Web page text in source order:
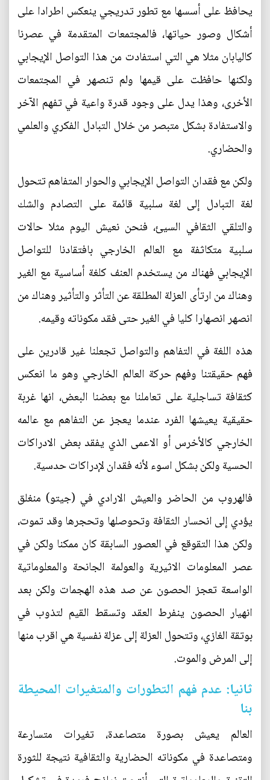
يحافظ على أسسها مع تطور تدريجي ينعكس اطرادا على
أشكال وصور حياتها، فالمجتمعات المتقدمة في عصرنا
كاليابان مثلا هي التي استفادت من هذا التواصل الإيجابي
ولكنها حافظت على قيمها ولم تنصهر في المجتمعات
الأخرى، وهذا يدل على وجود قدرة واعية في تفهم الآخر
والاستفادة بشكل متبصر من خلال التبادل الفكري والعلمي
والحضاري.
ولكن مع فقدان التواصل الإيجابي والحوار المتفاهم تتحول
لغة التبادل إلى لغة سلبية قائمة على التصادم والشك
والتلقي الثقافي السيئ، فنحن نعيش اليوم مثلا حالات
سلبية متكاثفة مع العالم الخارجي بافتقادنا للتواصل
الإيجابي فهناك من يستخدم العنف كلغة أساسية مع الغير
وهناك من ارتأى العزلة المطلقة عن التأثر والتأثير وهناك من
انصهر انصهارا كليا في الغير حتى فقد مكوناته وقيمه.
هذه اللغة في التفاهم والتواصل تجعلنا غير قادرين على
فهم حقيقتنا وفهم حركة العالم الخارجي وهو ما انعكس
كثقافة تساجلية على تعاملنا مع بعضنا البعض، انها غربة
حقيقية يعيشها الفرد عندما يعجز عن التفاهم مع عالمه
الخارجي كالأخرس أو الاعمى الذي يفقد بعض الادراكات
الحسية ولكن بشكل اسوء لأنه فقدان لإدراكات حدسية.
فالهروب من الحاضر والعيش الارادي في (جيتو) منغلق
يؤدي إلى انحسار الثقافة وتحوصلها وتحجرها وقد تموت،
ولكن هذا التقوقع في العصور السابقة كان ممكنا ولكن في
عصر المعلومات الاثيرية والعولمة الجانحة والمعلوماتية
الواسعة تعجز الحصون عن صد هذه الهجمات ولكن بعد
انهيار الحصون ينفرط العقد وتسقط القيم لتذوب في
بوتقة الغازي، وتتحول العزلة إلى عزلة نفسية هي اقرب منها
إلى المرض والموت.
ثانيا: عدم فهم التطورات والمتغيرات المحيطة
بنا
العالم يعيش بصورة متصاعدة، تغيرات متسارعة
ومتصاعدة في مكوناته الحضارية والثقافية نتيجة للثورة